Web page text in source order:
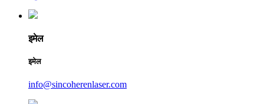
इमेल
इमेल
info@sincoherenlaser.com